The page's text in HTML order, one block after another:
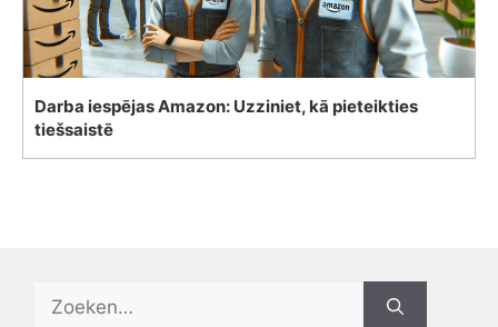
Darba iespējas Amazon: Uzziniet, kā pieteikties
tiešsaistē
Search